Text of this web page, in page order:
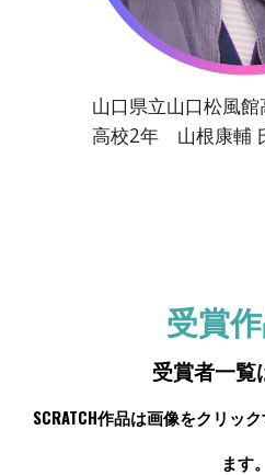
山口県立山口松風
高校2年 山根康輔
受賞
受賞者一覧
SCRATCH作品は画像をクリッ
ます。